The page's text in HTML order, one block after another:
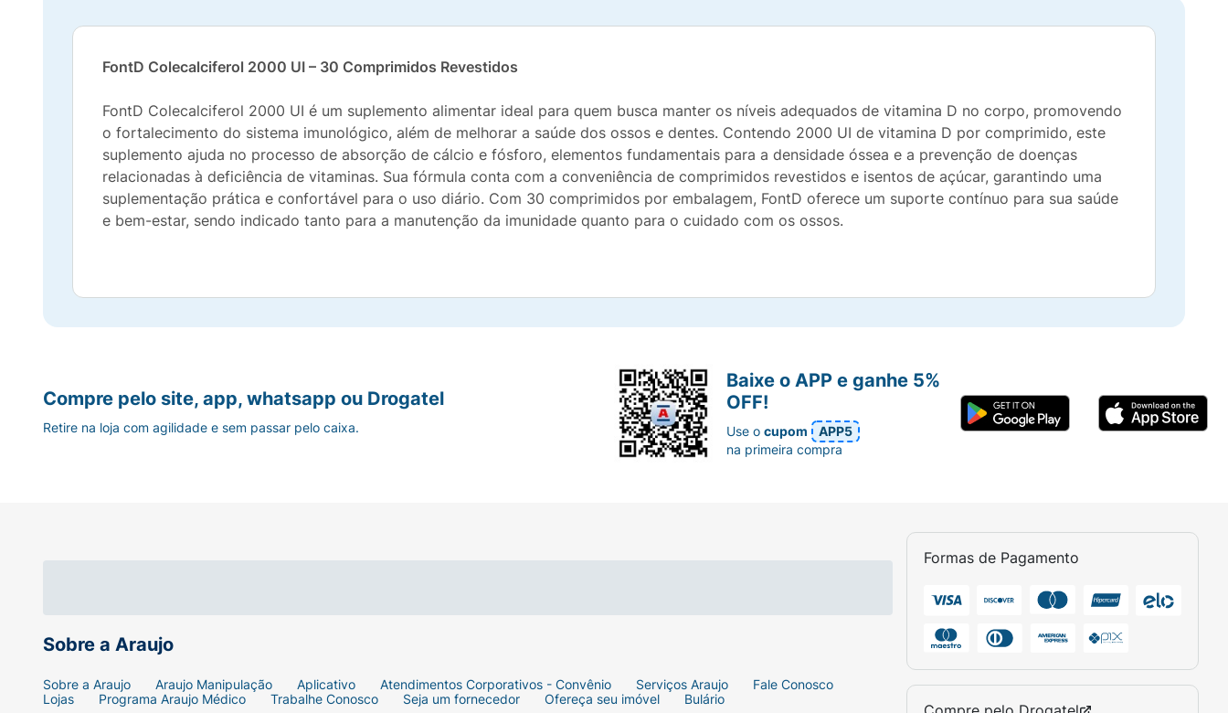
FontD Colecalciferol 2000 UI – 30 Comprimidos Revestidos
FontD Colecalciferol 2000 UI é um suplemento alimentar ideal para quem busca manter os níveis adequados de vitamina D no corpo, promovendo
o fortalecimento do sistema imunológico, além de melhorar a saúde dos ossos e dentes. Contendo 2000 UI de vitamina D por comprimido, este
suplemento ajuda no processo de absorção de cálcio e fósforo, elementos fundamentais para a densidade óssea e a prevenção de doenças
relacionadas à deficiência de vitaminas. Sua fórmula conta com a conveniência de comprimidos revestidos e isentos de açúcar, garantindo uma
suplementação prática e confortável para o uso diário. Com 30 comprimidos por embalagem, FontD oferece um suporte contínuo para sua saúde
e bem-estar, sendo indicado tanto para a manutenção da imunidade quanto para o cuidado com os ossos.
Sobre a Araujo
Sobre a Araujo Araujo Manipulação Aplicativo Atendimentos Corporativos - Convênio Serviços Araujo
Fale Conosco
Lojas
Programa Araujo Médico Trabalhe Conosco Seja um fornecedor Ofereça seu imóvel Bulário
Formas de Pagamento
Compre pelo site, app, whatsapp ou Drogatel
Retire na loja com agilidade e sem passar pelo caixa.
Baixe o APP e ganhe 5%
OFF!
Use ocupom
APP5
na primeira compra